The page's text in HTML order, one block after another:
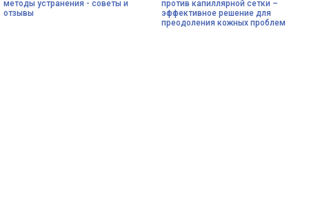
методы устранения - советы и
отзывы
против капиллярной сетки –
эффективное решение для
преодоления кожных проблем